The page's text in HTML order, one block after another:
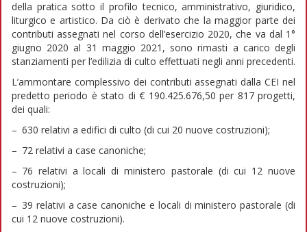
della pratica sotto il profilo tecnico, amministrativo, giuridico,
liturgico e artistico. Da ciò è derivato che la maggior parte dei
contributi assegnati nel corso dell’esercizio 2020, che va dal 1°
giugno 2020 al 31 maggio 2021, sono rimasti a carico degli
stanziamenti per l’edilizia di culto effettuati negli anni precedenti.
L’ammontare complessivo dei contributi assegnati dalla CEI nel
predetto periodo è stato di € 190.425.676,50 per 817 progetti,
dei quali:
– 630 relativi a edifici di culto (di cui 20 nuove costruzioni);
– 72 relativi a case canoniche;
– 76 relativi a locali di ministero pastorale (di cui 12 nuove
costruzioni);
– 39 relativi a case canoniche e locali di ministero pastorale (di
cui 12 nuove costruzioni).